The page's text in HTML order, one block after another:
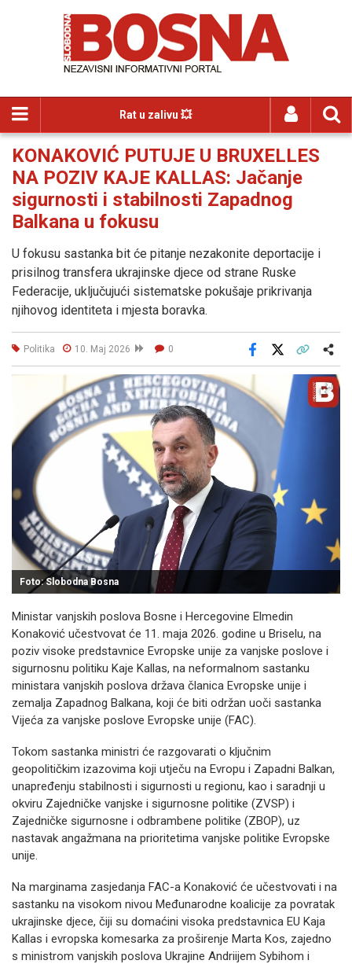
Rat u zalivu 💥
KONAKOVIĆ PUTUJE U BRUXELLES
NA POZIV KAJE KALLAS: Jačanje
sigurnosti i stabilnosti Zapadnog
Balkana u fokusu
U fokusu sastanka bit će pitanje nezakonite deportacije i
prisilnog transfera ukrajinske djece od strane Ruske
Federacije, uključujući sistematske pokušaje prikrivanja
njihovog identiteta i mjesta boravka.
Politika 10. Maj 2026 0
Facebook
Foto: Slobodna Bosna
Ministar vanjskih poslova Bosne i Hercegovine Elmedin
Konaković učestvovat će 11. maja 2026. godine u Briselu, na
poziv visoke predstavnice Evropske unije za vanjske poslove i
sigurnosnu politiku Kaje Kallas, na neformalnom sastanku
ministara vanjskih poslova država članica Evropske unije i
zemalja Zapadnog Balkana, koji će biti održan uoči sastanka
Vijeća za vanjske poslove Evropske unije (FAC).
Tokom sastanka ministri će razgovarati o ključnim
geopolitičkim izazovima koji utječu na Evropu i Zapadni Balkan,
unapređenju stabilnosti i sigurnosti u regionu, kao i saradnji u
okviru Zajedničke vanjske i sigurnosne politike (ZVSP) i
Zajedničke sigurnosne i odbrambene politike (ZBOP), uz
nastavak angažmana na prioritetima vanjske politike Evropske
unije.
Na marginama zasjedanja FAC-a Konaković će učestvovati i na
sastanku na visokom nivou Međunarodne koalicije za povratak
ukrajinske djece, čiji su domaćini visoka predstavnica EU Kaja
Kallas i evropska komesarka za proširenje Marta Kos, zajedno
s ministrom vanjskih poslova Ukrajine Andriijem Sybihom i